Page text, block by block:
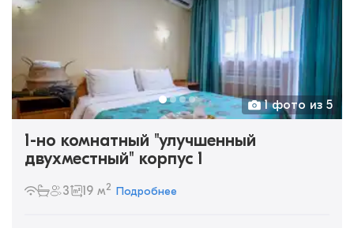
1 фото из 5
1-но комнатный "улучшенный
двухместный" корпус 1
3 19 м2 Подробнее